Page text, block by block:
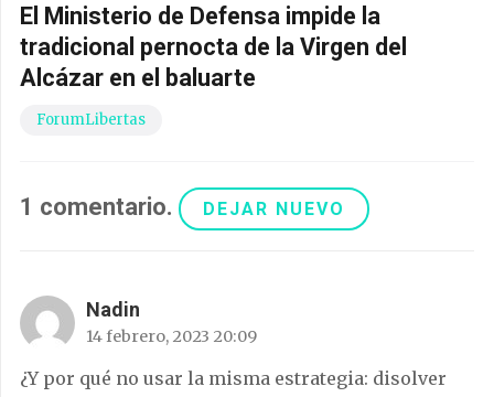
El Ministerio de Defensa impide la
tradicional pernocta de la Virgen del
Alcázar en el baluarte
ForumLibertas
1 comentario. DEJAR NUEVO
Nadin
14 febrero, 2023 20:09
¿Y por qué no usar la misma estrategia: disolver